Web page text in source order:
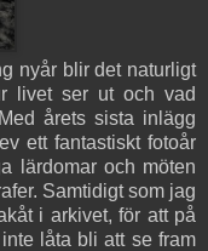
nyår blir det naturligt
livet ser ut och vad
årets sista inlägg
ett fantastiskt fotoår
lärdomar och möten
Samtidigt som jag
i arkivet, för att på
låta bli att se fram